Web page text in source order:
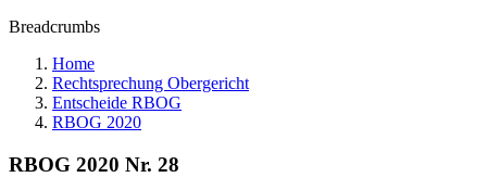
Breadcrumbs
Home
Rechtsprechung Obergericht
Entscheide RBOG
RBOG 2020
RBOG 2020 Nr. 28